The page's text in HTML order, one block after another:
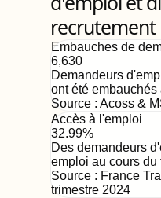
recrutement
Embauches de
6,630
Demandeurs
ont été embauchés
Source : Acoss &
Accès à l'emploi
32.99%
Des demandeurs
emploi au cours du
Source : France
trimestre 2024